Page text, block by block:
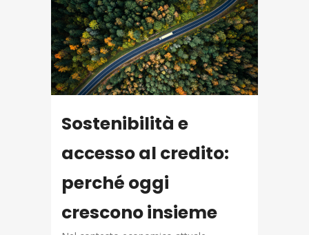
Sostenibilità e
accesso al credito:
perché oggi
crescono insieme